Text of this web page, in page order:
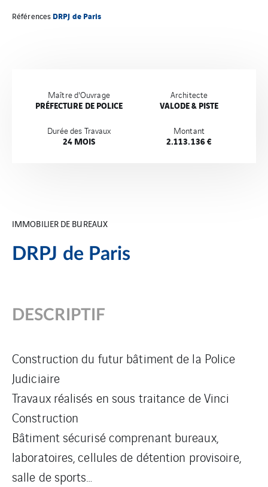
Références DRPJ de Paris
Maître d'Ouvrage
PRÉFECTURE DE POLICE
Architecte
VALODE & PISTE
Durée des Travaux
24 MOIS
Montant
2.113.136 €
IMMOBILIER DE BUREAUX
DRPJ de Paris
DESCRIPTIF
Construction du futur bâtiment de la Police
Judiciaire
Travaux réalisés en sous traitance de Vinci
Construction
Bâtiment sécurisé comprenant bureaux,
laboratoires, cellules de détention provisoire,
salle de sports…